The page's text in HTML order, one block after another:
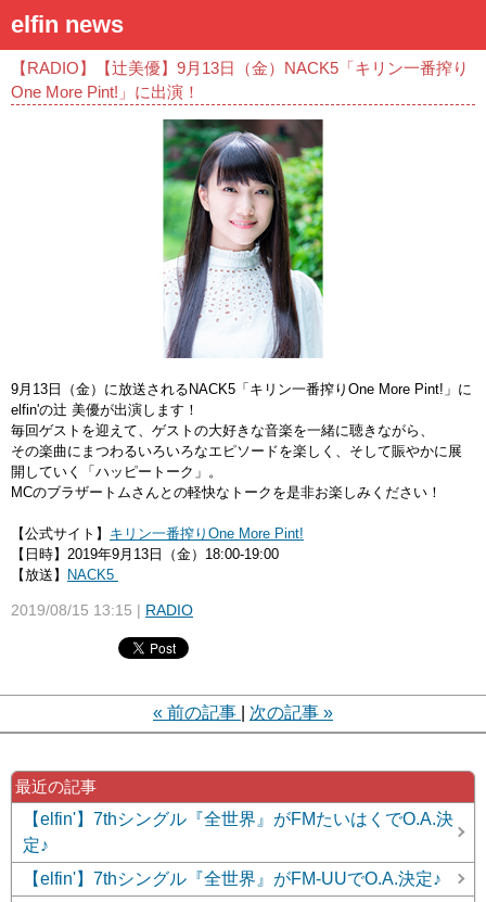
elfin news
【RADIO】【辻美優】9月13日（金）NACK5「キリン一番搾り
One More Pint!」に出演！
9月13日（金）に放送されるNACK5「キリン一番搾りOne More Pint!」に
elfin'の辻 美優が出演します！
毎回ゲストを迎えて、ゲストの大好きな音楽を一緒に聴きながら、
その楽曲にまつわるいろいろなエピソードを楽しく、そして賑やかに展
開していく「ハッピートーク」。
MCのブラザートムさんとの軽快なトークを是非お楽しみください！
【公式サイト】 キリン一番搾りOne More Pint!
【日時】2019年9月13日（金）18:00-19:00
【放送】
NACK5
2019/08/15 13:15 RADIO
« 前の記事 次の記事 »
最近の記事
【elfin'】7thシングル『全世界』がFMたいはくでO.A.決
定♪
【elfin'】7thシングル『全世界』がFM-UUでO.A.決定♪